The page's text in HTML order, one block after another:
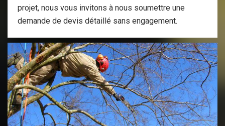
projet, nous vous invitons à nous soumettre une
demande de devis détaillé sans engagement.